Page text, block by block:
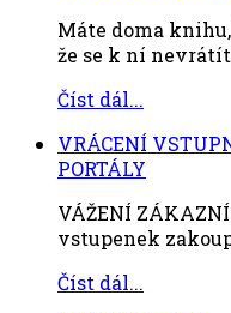
Máte doma
že se k ní
Číst dál...
VRÁCENÍ
PORTÁLY
VÁŽENÍ
vstupenek
Číst dál...